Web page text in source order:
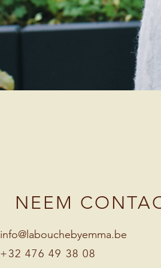
NEEM
info@labouchebyemma.be
+32 476 49 38 08